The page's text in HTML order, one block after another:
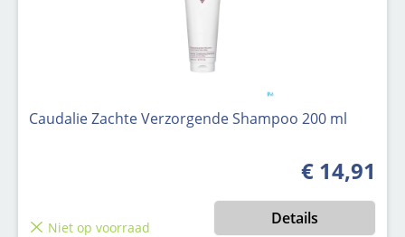
Caudalie Zachte Verzorgende Shampoo 200 ml
Normale
€ 14,91
Niet op voorraad Details